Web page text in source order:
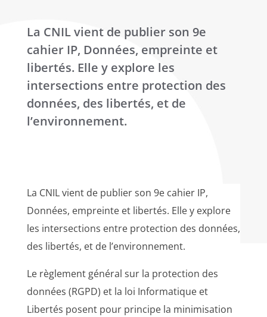
La CNIL vient de publier son 9e
cahier IP, Données, empreinte et
libertés. Elle y explore les
intersections entre protection des
données, des libertés, et de
l’environnement.
La CNIL vient de publier son 9e cahier IP,
Données, empreinte et libertés. Elle y explore
les intersections entre protection des données,
des libertés, et de l’environnement.
Le règlement général sur la protection des
données (RGPD) et la loi Informatique et
Libertés posent pour principe la minimisation